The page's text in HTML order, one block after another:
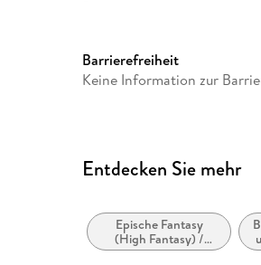
Sonstiges
Herstelleradresse
Barrierefreiheit
Keine Information zur
Entdecken Sie mehr
Epische Fantasy
(High Fantasy) /
Heroische Fantasy